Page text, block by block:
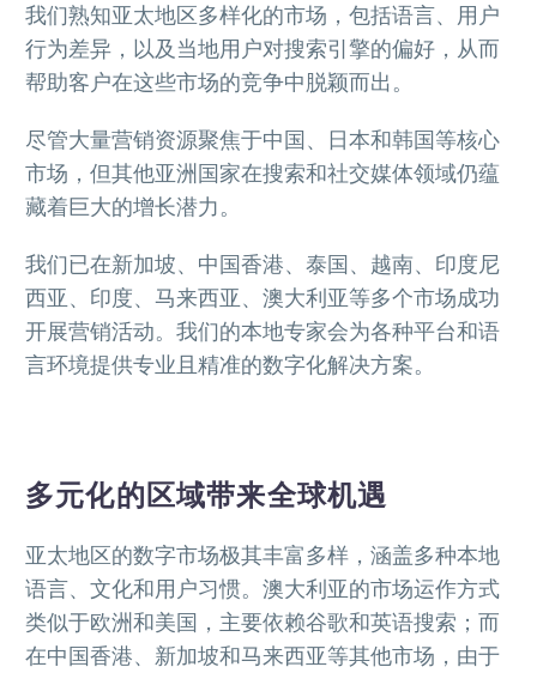
我们熟知亚太地区多样化的市场，包括语言、用户
行为差异，以及当地用户对搜索引擎的偏好，从而
帮助客户在这些市场的竞争中脱颖而出。
尽管大量营销资源聚焦于中国、日本和韩国等核心
市场，但其他亚洲国家在搜索和社交媒体领域仍蕴
藏着巨大的增长潜力。
我们已在新加坡、中国香港、泰国、越南、印度尼
西亚、印度、马来西亚、澳大利亚等多个市场成功
开展营销活动。我们的本地专家会为各种平台和语
言环境提供专业且精准的数字化解决方案。
多元化的区域带来全球机遇
亚太地区的数字市场极其丰富多样，涵盖多种本地
语言、文化和用户习惯。澳大利亚的市场运作方式
类似于欧洲和美国，主要依赖谷歌和英语搜索；而
在中国香港、新加坡和马来西亚等其他市场，由于